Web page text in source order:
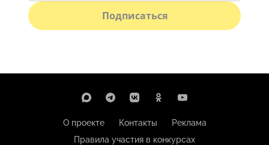
Подписаться
О проекте Контакты
Реклама
Правила участия в конкурсах